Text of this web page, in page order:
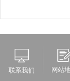
联系我们 网站